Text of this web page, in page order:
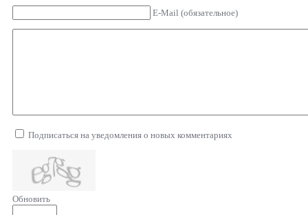
E-Mail (обязательное)
Подписаться на уведомления о новых комментариях
Обновить